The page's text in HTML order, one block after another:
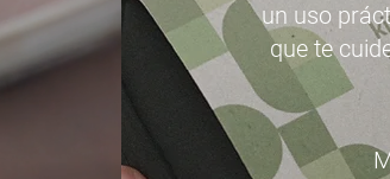
un uso
que te